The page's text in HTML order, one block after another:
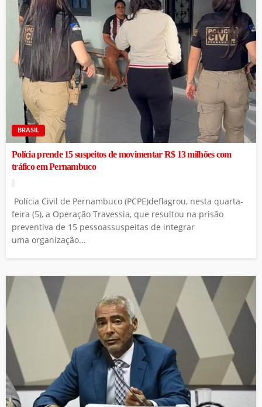
BRASIL
Polícia prende 15 suspeitos de movimentar R$ 13 milhões com
tráfico em Pernambuco
Polícia Civil de Pernambuco (PCPE)deflagrou, nesta quarta-
feira (5), a Operação Travessia, que resultou na prisão
preventiva de 15 pessoassuspeitas de integrar
uma organização...